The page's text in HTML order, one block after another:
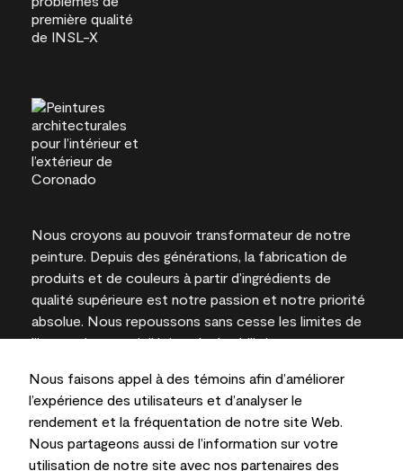
Nous faisons appel à des témoins afin d’améliorer
l’expérience des utilisateurs et d’analyser le
rendement et la fréquentation de notre site Web.
Nous partageons aussi de l’information sur votre
utilisation de notre site avec nos partenaires des
Nous croyons au pouvoir transformateur de notre
peinture. Depuis des générations, la fabrication de
produits et de couleurs à partir d’ingrédients de
qualité supérieure est notre passion et notre priorité
absolue. Nous repoussons sans cesse les limites de
l’innovation et privilégions la durabilité pour
l’expertise locale.
Les couleurs représentées à l’écran et sur les